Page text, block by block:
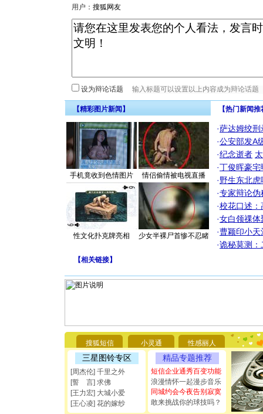
用户：
设为辩论话题
【精彩图片新闻】
手机竟收到色情图片 情侣偷情被电视直播
性文化扑克牌亮相 少女半裸尸首惨不忍睹
【热门新闻
·萨达姆绞刑
·公安部发A
·纪念逝者
·丁俊晖豪
·野生东北
·专家辩论伪
·校花口述：
·女白领祼体
·曹颖印小天
·诡秘莫测：
【相关链接】
搜狐短信 小灵通 性感丽人
三星图铃专区
[周杰伦] 千里之外
[誓 言] 求佛
[王力宏] 大城小爱
[王心凌] 花的嫁纱
精品专题推荐
短信企业通秀百变功能
浪漫情怀一起漫步音乐
同城约会今夜告别寂寞
敢来挑战你的球技吗？
[圣诞节]
[圣诞节]
断电。
你是我专
[元旦]如
起；二是
离。水晶
[元旦]当
泣，这痛
卖了。水